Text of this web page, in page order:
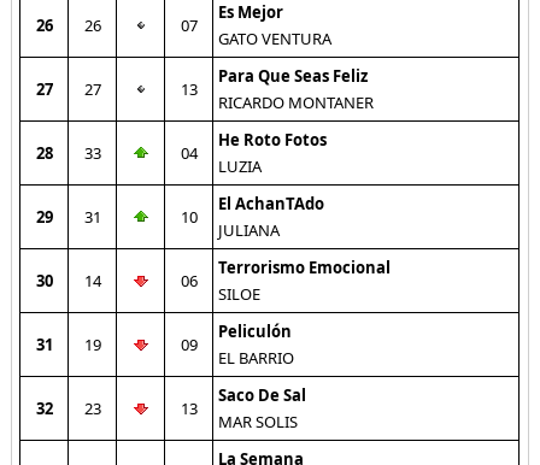
26 26 07
Es Mejor
GATO VENTURA
27 27 13
Para Que Seas Feliz
RICARDO MONTANER
28 33 04
He Roto Fotos
LUZIA
29 31 10
El AchanTAdo
JULIANA
30 14 06
Terrorismo Emocional
SILOE
31 19 09
Peliculón
EL BARRIO
32 23 13
Saco De Sal
MAR SOLIS
La Semana